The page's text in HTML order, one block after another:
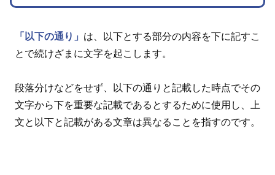
「以下の通り」 は、以下とする部分の内容を下に記すこ
とで続けざまに文字を起こします。
段落分けなどをせず、以下の通りと記載した時点でその
文字から下を重要な記載であるとするために使用し、上
文と以下と記載がある文章は異なることを指すのです。